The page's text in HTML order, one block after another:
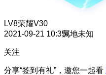
LV8荣耀V30
2021-09-21 10:35属地未知
关注
分享“签到有礼”，邀您一起看